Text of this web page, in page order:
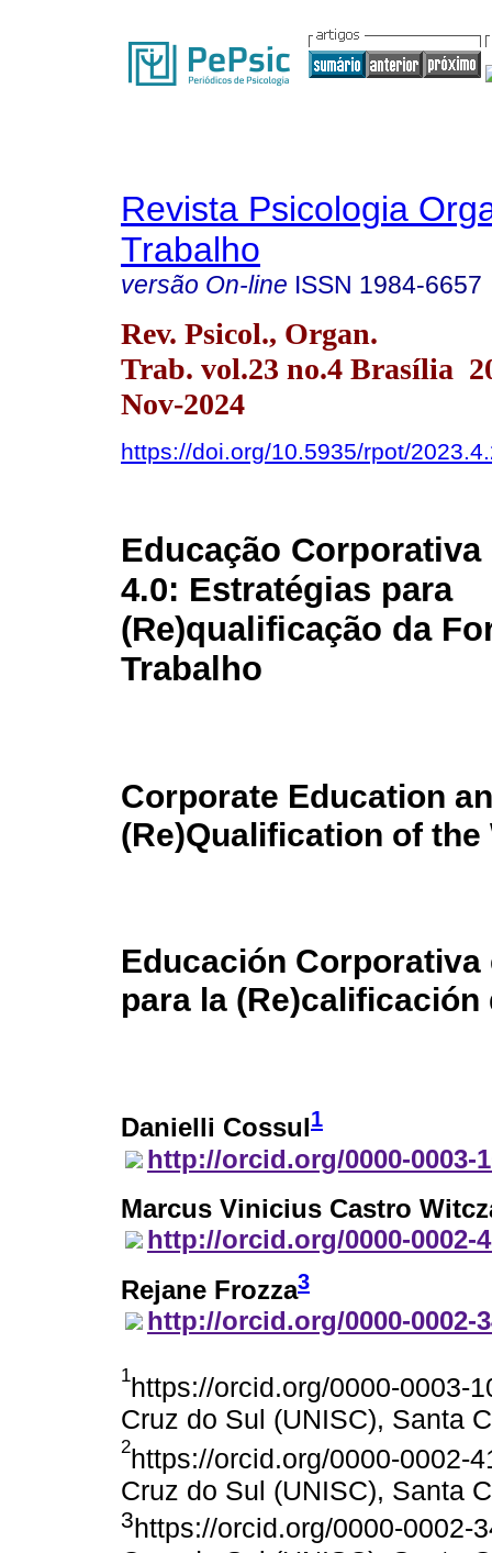
Revista Psicologia
Trabalho
versão On-line ISSN 1984-6657
Rev. Psicol., Organ.
Trab. vol.23 no.4 Brasília
Nov-2024
https://doi.org/10.5935/rpot/
Educação
4.0: Estratégias para
(Re)qualificação da
Trabalho
Corporate Education
(Re)Qualification of
Educación
para la (Re)calificación
Danielli Cossul1
http://orcid.org/0000-0003-
Marcus Vinicius Castro
http://orcid.org/0000-0002-
Rejane Frozza3
http://orcid.org/0000-0002-
1https://orcid.org/0000-0003-
Cruz do Sul (UNISC), Santa
2https://orcid.org/0000-0002-
Cruz do Sul (UNISC), Santa
3https://orcid.org/0000-0002-